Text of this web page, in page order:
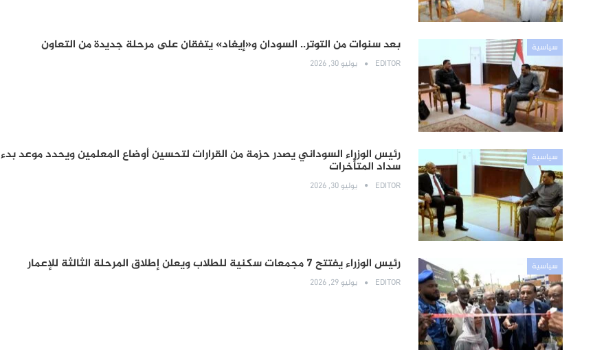
سياسية بعد سنوات من التوتر.. السودان و«إيغاد» يتفقان على مرحلة جديدة من التعاون
EDITOR يوليو 30, 2026
سياسية رئيس الوزراء السوداني يصدر حزمة من القرارات لتحسين أوضاع المعلمين ويحدد موعد بدء
سداد المتأخرات
EDITOR يوليو 30, 2026
سياسية رئيس الوزراء يفتتح 7 مجمعات سكنية للطلاب ويعلن إطلاق المرحلة الثالثة للإعمار
EDITOR يوليو 29, 2026